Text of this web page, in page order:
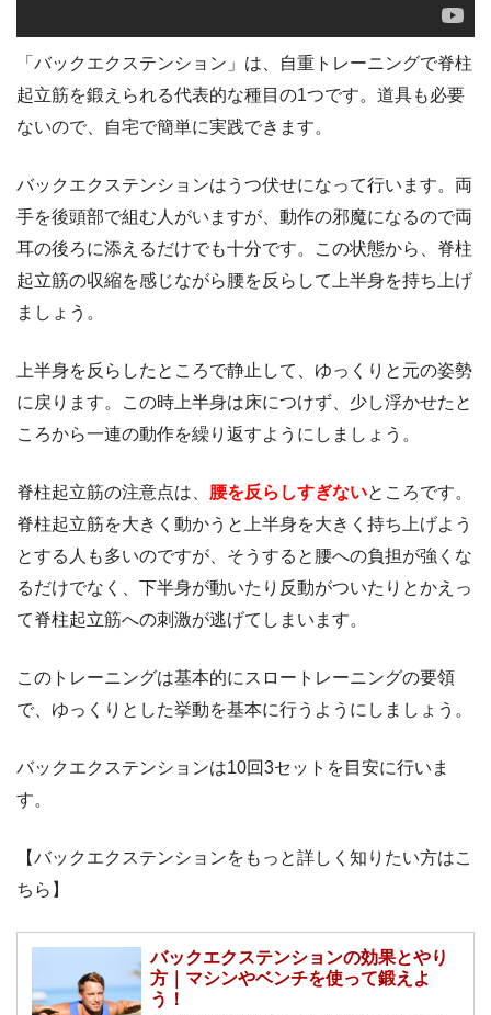
「バックエクステンション」は、自重トレーニングで脊柱
起立筋を鍛えられる代表的な種目の1つです。道具も必要
ないので、自宅で簡単に実践できます。
バックエクステンションはうつ伏せになって行います。両
手を後頭部で組む人がいますが、動作の邪魔になるので両
耳の後ろに添えるだけでも十分です。この状態から、脊柱
起立筋の収縮を感じながら腰を反らして上半身を持ち上げ
ましょう。
上半身を反らしたところで静止して、ゆっくりと元の姿勢
に戻ります。この時上半身は床につけず、少し浮かせたと
ころから一連の動作を繰り返すようにしましょう。
脊柱起立筋の注意点は、 腰を反らしすぎないところです。
脊柱起立筋を大きく動かうと上半身を大きく持ち上げよう
とする人も多いのですが、そうすると腰への負担が強くな
るだけでなく、下半身が動いたり反動がついたりとかえっ
て脊柱起立筋への刺激が逃げてしまいます。
このトレーニングは基本的にスロートレーニングの要領
で、ゆっくりとした挙動を基本に行うようにしましょう。
バックエクステンションは10回3セットを目安に行いま
す。
【バックエクステンションをもっと詳しく知りたい方はこ
ちら】
バックエクステンションの効果とやり
方｜マシンやベンチを使って鍛えよ
う！